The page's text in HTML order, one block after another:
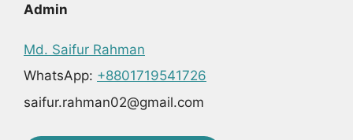
Admin
Md. Saifur Rahman
WhatsApp: +8801719541726
saifur.rahman02@gmail.com